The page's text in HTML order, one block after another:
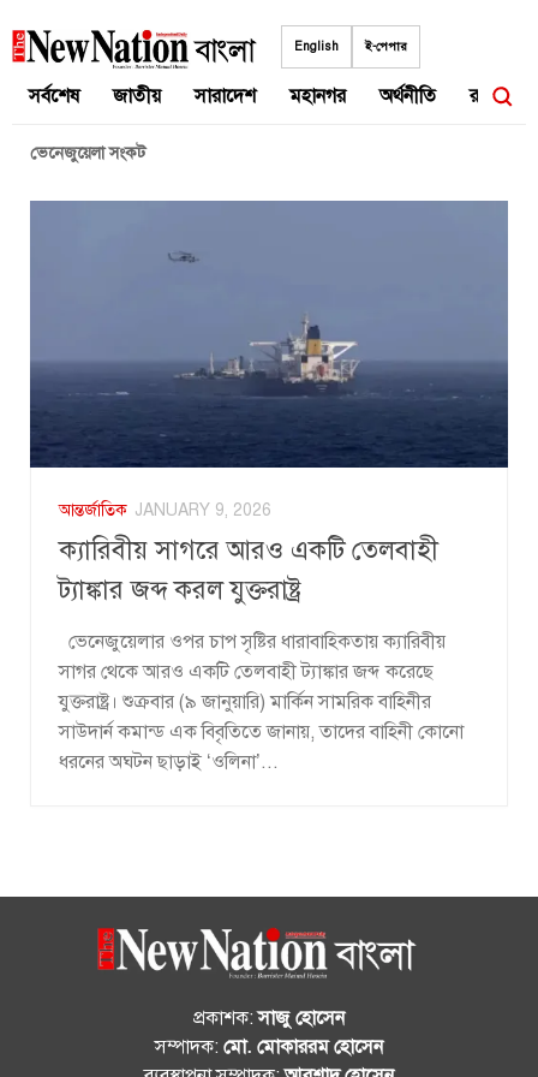
to
English ই-পেপার
সর্বশেষ জাতীয় সারাদেশ মহানগর অর্থনীতি রাজনীতি
ভেনেজুয়েলা সংকট
আন্তর্জাতিক JANUARY 9, 2026
ক্যারিবীয় সাগরে আরও একটি তেলবাহী
ট্যাঙ্কার জব্দ করল যুক্তরাষ্ট্র
ভেনেজুয়েলার ওপর চাপ সৃষ্টির ধারাবাহিকতায় ক্যারিবীয়
সাগর থেকে আরও একটি তেলবাহী ট্যাঙ্কার জব্দ করেছে
যুক্তরাষ্ট্র। শুক্রবার (৯ জানুয়ারি) মার্কিন সামরিক বাহিনীর
সাউদার্ন কমান্ড এক বিবৃতিতে জানায়, তাদের বাহিনী কোনো
ধরনের অঘটন ছাড়াই ‘ওলিনা’...
প্রকাশক:সাজু হোসেন
সম্পাদক: মো. মোকাররম হোসেন